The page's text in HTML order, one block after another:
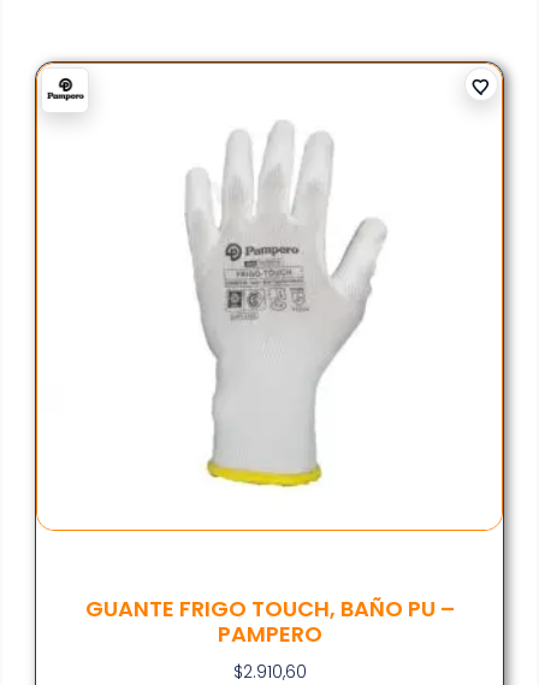
GUANTE FRIGO TOUCH, BAÑO PU –
PAMPERO
$2.910,60